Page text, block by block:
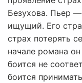
Безухова. Пьер
ищущий. Его
страх потерять
начале романа
боится не
боится